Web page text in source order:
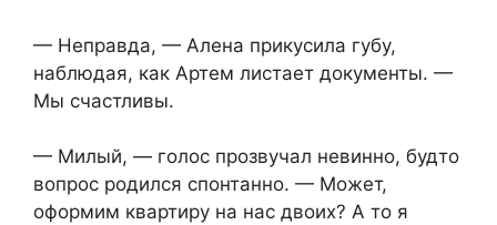
— Неправда, — Алена прикусила губу,
наблюдая, как Артем листает документы. —
Мы счастливы.
— Милый, — голос прозвучал невинно, будто
вопрос родился спонтанно. — Может,
оформим квартиру на нас двоих? А то я